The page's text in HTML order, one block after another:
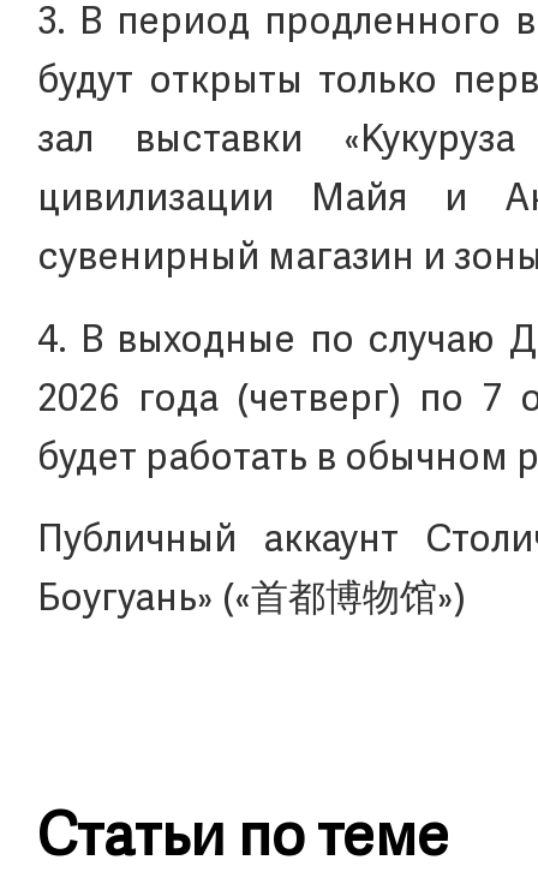
3. В период продленного
будут открыты только
зал выставки
цивилизации Майя и
сувенирный магазин и
4. В выходные по случаю
2026 года (четверг) по 7
будет работать в обычном
Публичный аккаунт
Боугуань» («首都博物馆»)
Статьи по теме